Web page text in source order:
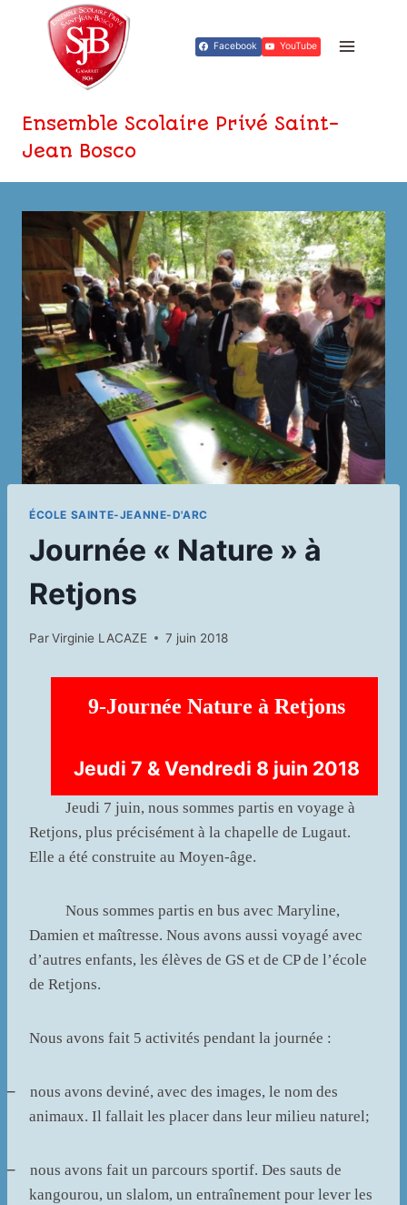
contenu
Facebook YouTube
Ensemble Scolaire Privé Saint-
Jean Bosco
ÉCOLE SAINTE-JEANNE-D'ARC
Journée « Nature » à
Retjons
ParVirginie LACAZE 7 juin 2018
9-Journée Nature à Retjons
Jeudi 7 & Vendredi 8 juin 2018
Jeudi 7 juin, nous sommes partis en voyage à
Retjons, plus précisément à la chapelle de Lugaut.
Elle a été construite au Moyen-âge.
Nous sommes partis en bus avec Maryline,
Damien et maîtresse. Nous avons aussi voyagé avec
d’autres enfants, les élèves de GS et de CP de l’école
de Retjons.
Nous avons fait 5 activités pendant la journée :
–
nous avons deviné, avec des images, le nom des
animaux. Il fallait les placer dans leur milieu naturel;
–
nous avons fait un parcours sportif. Des sauts de
kangourou, un slalom, un entraînement pour lever les